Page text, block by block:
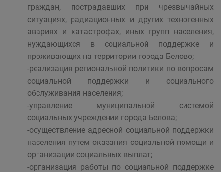
граждан, пострадавших при чрезвычайных
ситуациях, радиационных и других техногенных
авариях и катастрофах, иных групп населения,
нуждающихся в социальной поддержке и
проживающих на территории города Белово;
-реализация региональной политики по вопросам
социальной поддержки и социального
обслуживания населения;
-управление муниципальной системой
социальных учреждений города Белова;
-осуществление адресной социальной поддержки
населения путем оказания социальной помощи и
организации социальных выплат;
-организация работы по социальной поддержке